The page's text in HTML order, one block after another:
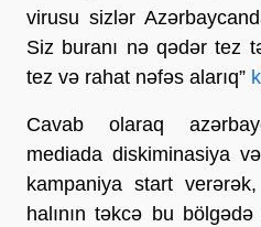
virusu sizlər
Siz buranı nə qədər tez
tez və rahat nəfəs alarıq”
Cavab olaraq
mediada diskiminasiya
kampaniya start
halının təkcə bu